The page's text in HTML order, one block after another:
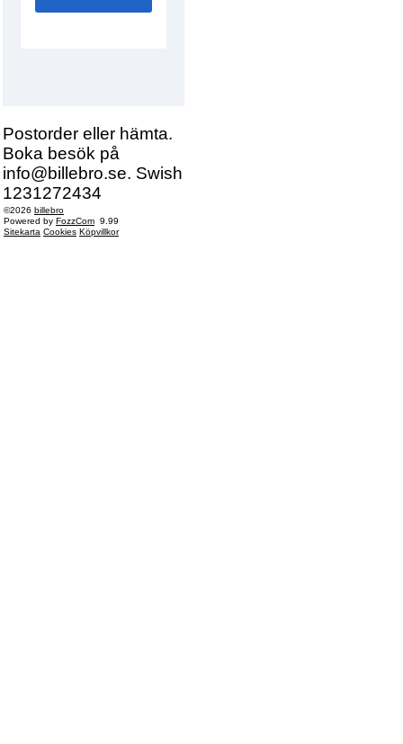
Postorder eller hämta.
Boka besök på
info@billebro.se. Swish
1231272434
©2026 billebro
Powered by FozzCom 9.99
Sitekarta Cookies Köpvillkor